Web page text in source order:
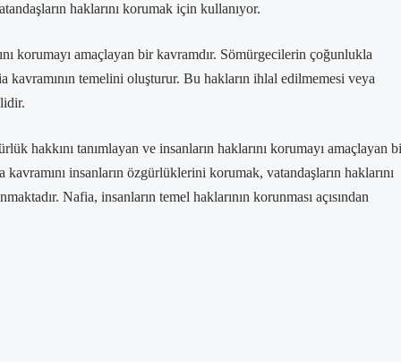
haklarını korumak için kullanıyor.
korumayı amaçlayan bir kavramdır. Sömürgecilerin çoğunlukla
kavramının temelini oluşturur. Bu hakların ihlal edilmemesi veya
hakkını tanımlayan ve insanların haklarını korumayı amaçlayan
insanların özgürlüklerini korumak, vatandaşların haklarını
Nafia, insanların temel haklarının korunması açısından